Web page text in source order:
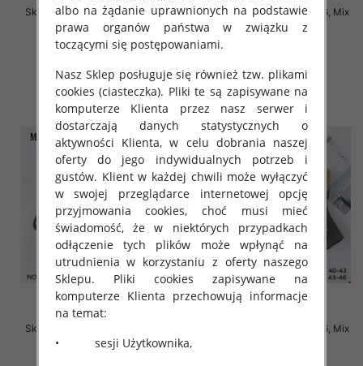
Skarpety męskie Roz 40-46, Mix
kolor Paczka 40 szt
2.20 zł
szczegóły
Skarpety męskie Roz 40-46, Mix
kolor Paczka 40 szt
szczegóły
Skarpety męskie Roz 40-46, Mix
kolor Paczka 40 szt
Skarpety męskie Roz 40-46, Mix
albo na żądanie uprawnionych na podstawie
prawa organów państwa w związku z
toczącymi się postępowaniami.
Nasz Sklep posługuje się również tzw. plikami
cookies (ciasteczka). Pliki te są zapisywane na
komputerze Klienta przez nasz serwer i
dostarczają danych statystycznych o
aktywności Klienta, w celu dobrania naszej
oferty do jego indywidualnych potrzeb i
gustów. Klient w każdej chwili może wyłączyć
w swojej przeglądarce internetowej opcję
przyjmowania cookies, choć musi mieć
świadomość, że w niektórych przypadkach
odłączenie tych plików może wpłynąć na
utrudnienia w korzystaniu z oferty naszego
Sklepu. Pliki cookies zapisywane na
komputerze Klienta przechowują informacje
na temat:
• sesji Użytkownika,